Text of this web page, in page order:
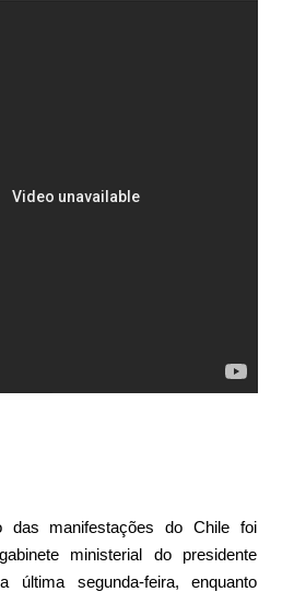
das manifestações do Chile foi
ministerial do presidente
última segunda-feira, enquanto